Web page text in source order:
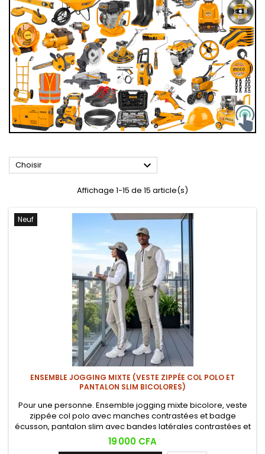
Choisir 
Affichage 1-15 de 15 article(s)
Neuf
ENSEMBLE JOGGING MIXTE (VESTE ZIPPÉE COL POLO ET
PANTALON SLIM BICOLORES)
Pour une personne. Ensemble jogging mixte bicolore, veste
zippée col polo avec manches contrastées et badge
écusson, pantalon slim avec bandes latérales contrastées et
cordon à la taille. Style sportswear premium, disponible en
plusieurs coloris. (Chaussures non incluses).
Prix
19 000 CFA